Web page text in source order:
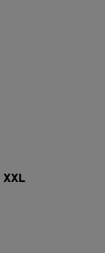
XXL